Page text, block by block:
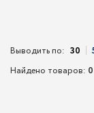
Выводить по: 30
Найдено товаров: 0